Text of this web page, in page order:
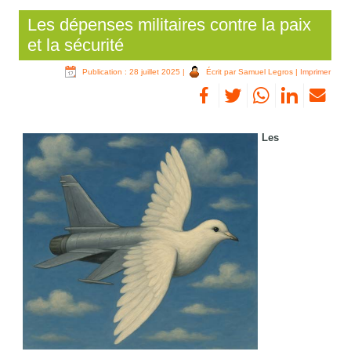
Les dépenses militaires contre la paix
et la sécurité
Publication : 28 juillet 2025 | Écrit par Samuel Legros | Imprimer
Les